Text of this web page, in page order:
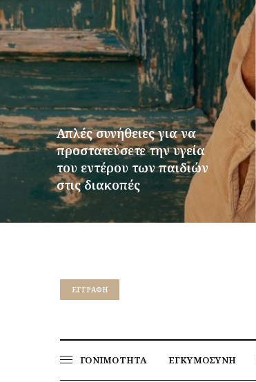
Απλές συνήθειες για να
προστατεύσετε την υγεία
του εντέρου των παιδιών
στις διακοπές
ΠΕΡΙΣΣΌΤΕΡΑ
EΓΓΡΑΦΉ
ΓΟΝΙΜΟΤΗΤΑ ΕΓΚΥΜΟΣΥΝΗ